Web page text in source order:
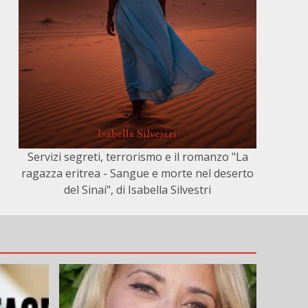
Servizi segreti, terrorismo e il romanzo "La
ragazza eritrea - Sangue e morte nel deserto
del Sinai", di Isabella Silvestri